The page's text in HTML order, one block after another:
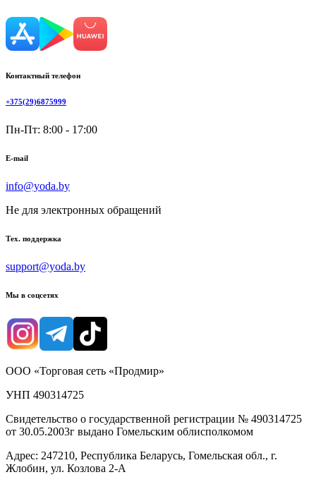
Контактный телефон
+375(29)6875999
Пн-Пт: 8:00 - 17:00
E-mail
info@yoda.by
Не для электронных обращений
Тех. поддержка
support@yoda.by
Мы в соцсетях
ООО «Торговая сеть «Продмир»
УНП 490314725
Свидетельство о государственной регистрации № 490314725
от 30.05.2003г выдано Гомельским облисполкомом
Адрес: 247210, Республика Беларусь, Гомельская обл., г.
Жлобин, ул. Козлова 2-А